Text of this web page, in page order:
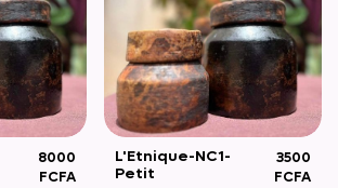
8000
FCFA
L'Etnique-NC1-
Petit
3500
FCFA